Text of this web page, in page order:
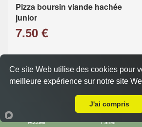
Pizza boursin viande hachée
junior
7.50 €
Accueil Panier
Ce site Web utilise des cookies pour
meilleure expérience sur notre site
J'ai compris